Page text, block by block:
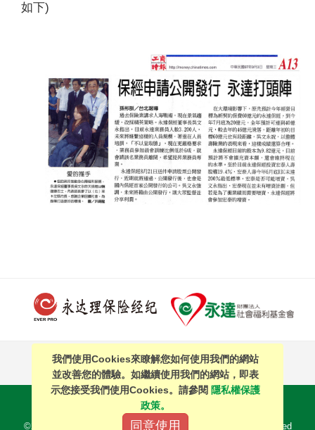
如下)
PAGE TOP
站內搜尋｜
©2016 EVERPRO Insurance Brokers Co., Ltd. All Right Reserved
我們使用Cookies來瞭解您如何使用我們的網站
並改善您的體驗。如繼續使用我們的網站，即表
示您接受我們使用Cookies。請參閱 隱私權保護
政策。
同意使用